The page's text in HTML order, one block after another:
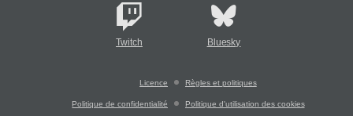
Twitch Bluesky
Licence Règles et politiques
Politique de confidentialité Politique d'utilisation des cookies